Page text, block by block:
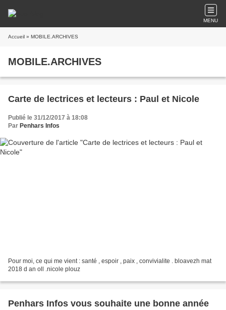
MENU
Accueil » MOBILE.ARCHIVES
MOBILE.ARCHIVES
Carte de lectrices et lecteurs : Paul et Nicole
Publié le 31/12/2017 à 18:08
Par Penhars Infos
Pour moi, ce qui me vient : santé , espoir , paix , convivialite . bloavezh mat
2018 d an oll .nicole plouz
Penhars Infos vous souhaite une bonne année